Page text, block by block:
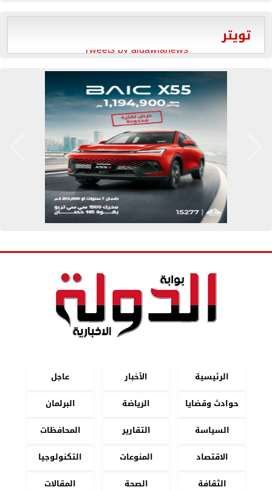
تويتر
Tweets by aldawlanews
الرئيسية الأخبار
عاجل
حوادث وقضايا
الرياضة
البرلمان
السياسة
التقارير
المحافظات
الاقتصاد
المنوعات
التكنولوجيا
الثقافة
الصحة المقالات